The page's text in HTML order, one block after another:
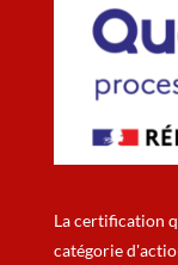
La certification
catégorie